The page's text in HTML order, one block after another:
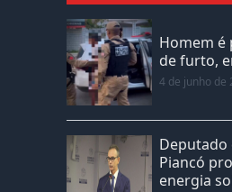
Homem é
de furto,
4 de junho de
Deputado
Piancó
energia